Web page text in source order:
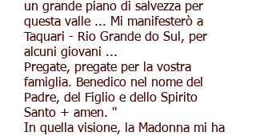
un grande piano di salvezza per
questa valle ... Mi manifesterò a
Taquari - Rio Grande do Sul, per
alcuni giovani ...
Pregate, pregate per la vostra
famiglia. Benedico nel nome del
Padre, del Figlio e dello Spirito
Santo + amen. "
In quella visione, la Madonna mi ha